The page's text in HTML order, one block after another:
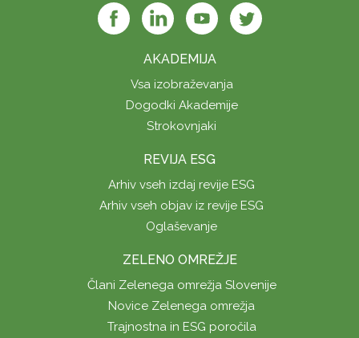
AKADEMIJA
Vsa izobraževanja
Dogodki Akademije
Strokovnjaki
REVIJA ESG
Arhiv vseh izdaj revije ESG
Arhiv vseh objav iz revije ESG
Oglaševanje
ZELENO OMREŽJE
Člani Zelenega omrežja Slovenije
Novice Zelenega omrežja
Trajnostna in ESG poročila